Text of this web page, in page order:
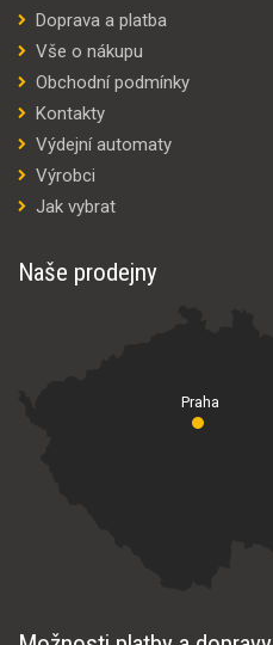
Doprava a platba
Vše o nákupu
Obchodní podmínky
Kontakty
Výdejní automaty
Výrobci
Jak vybrat
Naše prodejny
Praha